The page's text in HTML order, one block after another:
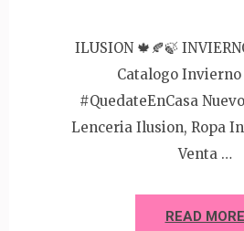
ILUSION 🍁🍂🍃
Catalogo
#QuedateEnCasa
Lenceria Ilusion, Ropa
Venta …
READ MORE